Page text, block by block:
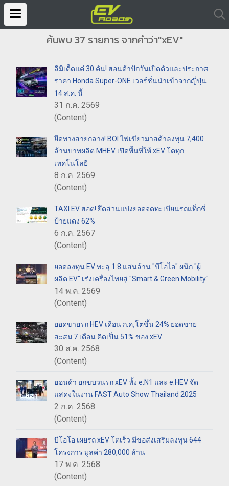
ค้นพบ 37 รายการ จากคำว่า"xEV"
ลิมิเต็ดแค่ 30 คัน! ฮอนด้าปักวันเปิดตัวและประกาศ
ราคา Honda Super-ONE เวอร์ชั่นนำเข้าจากญี่ปุ่น
14 ส.ค. นี้
31 ก.ค. 2569
(Content)
ยึดทางสายกลาง! BOI ไฟเขียวมาสด้าลงทุน 7,400
ล้านบาทผลิต MHEV เปิดพื้นที่ให้ xEV โตทุก
เทคโนโลยี
8 ก.ค. 2569
(Content)
TAXI EV ฮอต! ยึดส่วนแบ่งยอดจดทะเบียนรถแท็กซี่
ป้ายแดง 62%
6 ก.ค. 2567
(Content)
ยอดลงทุน EV ทะลุ 1.8 แสนล้าน "บีโอไอ" ผนึก "ผู้
ผลิต EV" เร่งเครื่องไทยสู่ "Smart & Green Mobility"
14 พ.ค. 2569
(Content)
ยอดขายรถ HEV เดือน ก.ค.ุโตขึ้น 24% ยอดขาย
สะสม 7 เดือน คิดเป็น 51% ของ xEV
30 ส.ค. 2568
(Content)
ฮอนด้า ยกขบวนรถ xEV ทั้ง e:N1 และ e:HEV จัด
แสดงในงาน FAST Auto Show Thailand 2025
2 ก.ค. 2568
(Content)
บีโอโอ เผยรถ xEV โตเร็ว มีขอส่งเสริมลงทุน 644
โครงการ มูลค่า 280,000 ล้าน
17 พ.ค. 2568
(Content)